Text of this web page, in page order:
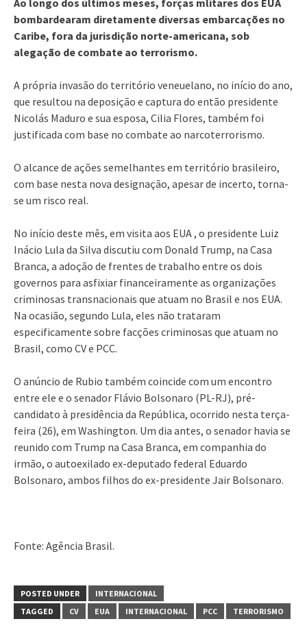
bombardearam diretamente diversas embarcações no
Caribe, fora da jurisdição norte-americana, sob
alegação de combate ao terrorismo.
A própria invasão do território veneuelano, no início do ano,
que resultou na deposição e captura do então presidente
Nicolás Maduro e sua esposa, Cilia Flores, também foi
justificada com base no combate ao narcoterrorismo.
O alcance de ações semelhantes em território brasileiro,
com base nesta nova designação, apesar de incerto, torna-
se um risco real.
No início deste mês, em visita aos EUA , o presidente Luiz
Inácio Lula da Silva discutiu com Donald Trump, na Casa
Branca, a adoção de frentes de trabalho entre os dois
governos para asfixiar financeiramente as organizações
criminosas transnacionais que atuam no Brasil e nos EUA.
Na ocasião, segundo Lula, eles não trataram
especificamente sobre facções criminosas que atuam no
Brasil, como CV e PCC.
O anúncio de Rubio também coincide com um encontro
entre ele e o senador Flávio Bolsonaro (PL-RJ), pré-
candidato à presidência da República, ocorrido nesta terça-
feira (26), em Washington. Um dia antes, o senador havia se
reunido com Trump na Casa Branca, em companhia do
irmão, o autoexilado ex-deputado federal Eduardo
Bolsonaro, ambos filhos do ex-presidente Jair Bolsonaro.
Fonte: Agência Brasil.
POSTED UNDER
INTERNACIONAL
TAGGED
CV EUA INTERNACIONAL PCC TERRORISMO